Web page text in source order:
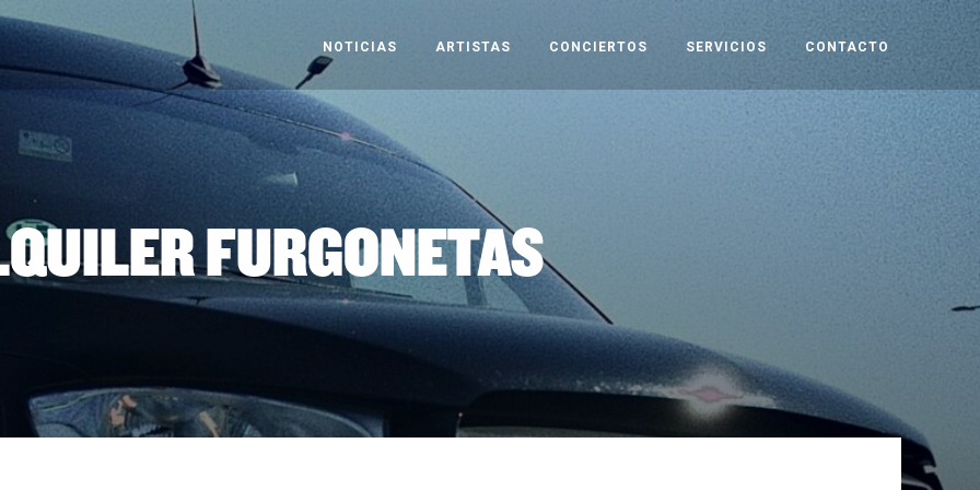
NOTICIAS ARTISTAS CONCIERTOS SERVICIOS CONTACTO
FURGONETAS